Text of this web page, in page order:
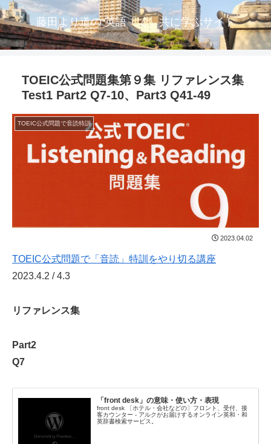
藤田より道の 英語「で」共に学ぶサイト
TOEIC公式問題集第９集 リファレンス集
Test1 Part2 Q7-10、Part3 Q41-49
TOEIC公式問題で音読特訓
2023.04.02
TOEIC公式問題で「音読」特訓をやり切る講座
2023.4.2 / 4.3
リファレンス集
Part2
Q7
「front desk」の意味・使い方・表現
front desk 〔ホテル・会社などの〕フロント、受付、接
客カウンター - アルクがお届けするオンライン英和・和
英辞書検索サービス。